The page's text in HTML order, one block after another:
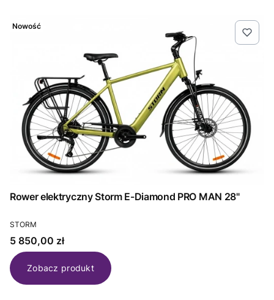
Nowość
Rower elektryczny Storm E-Diamond PRO MAN 28"
PRODUCENT
STORM
Cena
5 850,00 zł
Zobacz produkt